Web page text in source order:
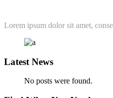
Lorem ipsum dolor sit amet,
Latest News
No posts were found.